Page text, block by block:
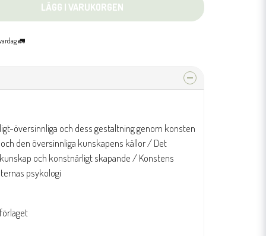
LÄGG I VARUKORGEN
🚛
översinnliga och dess gestaltning genom konsten
den översinnliga kunskapens källor / Det
och konstnärligt skapande / Konstens
psykologi